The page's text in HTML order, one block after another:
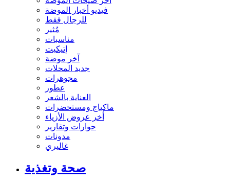
فيديو أخبار الموضة
للرجال فقط
مُثير
مناسبات
إتيكيت
آخر موضة
جديد المحلات
مجوهرات
عطور
العناية بالشعر
ماكياج ومستحضرات
أخر عروض الأزياء
حوارات وتقارير
مدونات
غاليري
صحة وتغذية